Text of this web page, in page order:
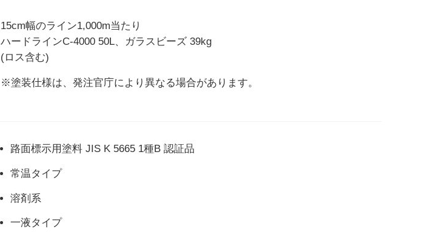
15cm幅のライン1,000m当たり
ハードラインC-4000 50L、ガラスビーズ 39kg
(ロス含む)
※塗装仕様は、発注官庁により異なる場合があります。
路面標示用塗料 JIS K 5665 1種B 認証品
常温タイプ
溶剤系
一液タイプ